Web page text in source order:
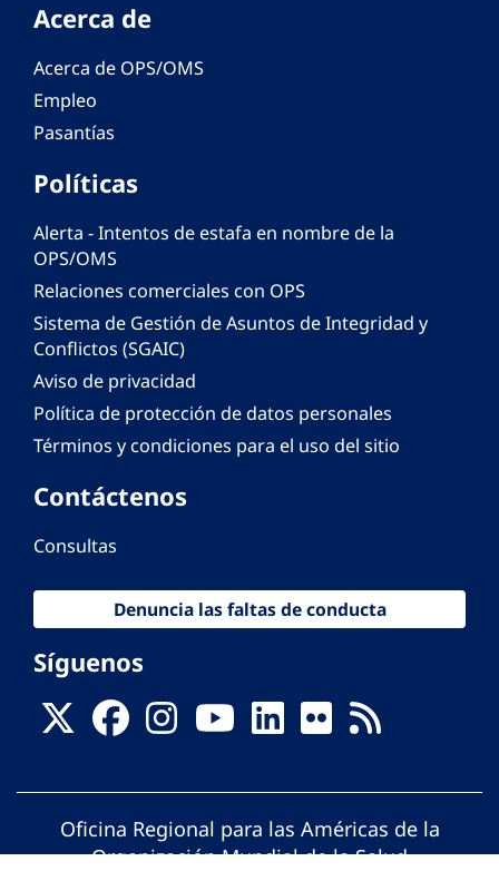
Acerca de
Acerca de OPS/OMS
Empleo
Pasantías
Políticas
Alerta - Intentos de estafa en nombre de la
OPS/OMS
Relaciones comerciales con OPS
Sistema de Gestión de Asuntos de Integridad y
Conflictos (SGAIC)
Aviso de privacidad
Política de protección de datos personales
Términos y condiciones para el uso del sitio
Contáctenos
Consultas
Denuncia las faltas de conducta
Síguenos
Oficina Regional para las Américas de la
Organización Mundial de la Salud